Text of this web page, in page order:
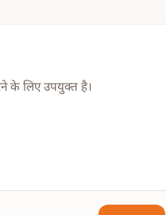
के लिए उपयुक्त है।